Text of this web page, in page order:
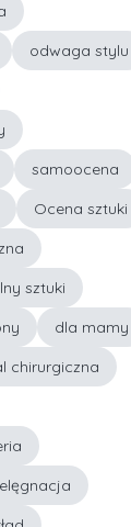
odwaga stylu
samoocena
Ocena sztuki
sztuki
dla mamy
chirurgiczna